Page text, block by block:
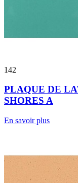
142
PLAQUE DE
SHORES A
En savoir plus